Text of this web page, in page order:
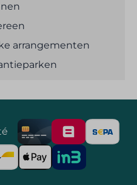
arrangementen